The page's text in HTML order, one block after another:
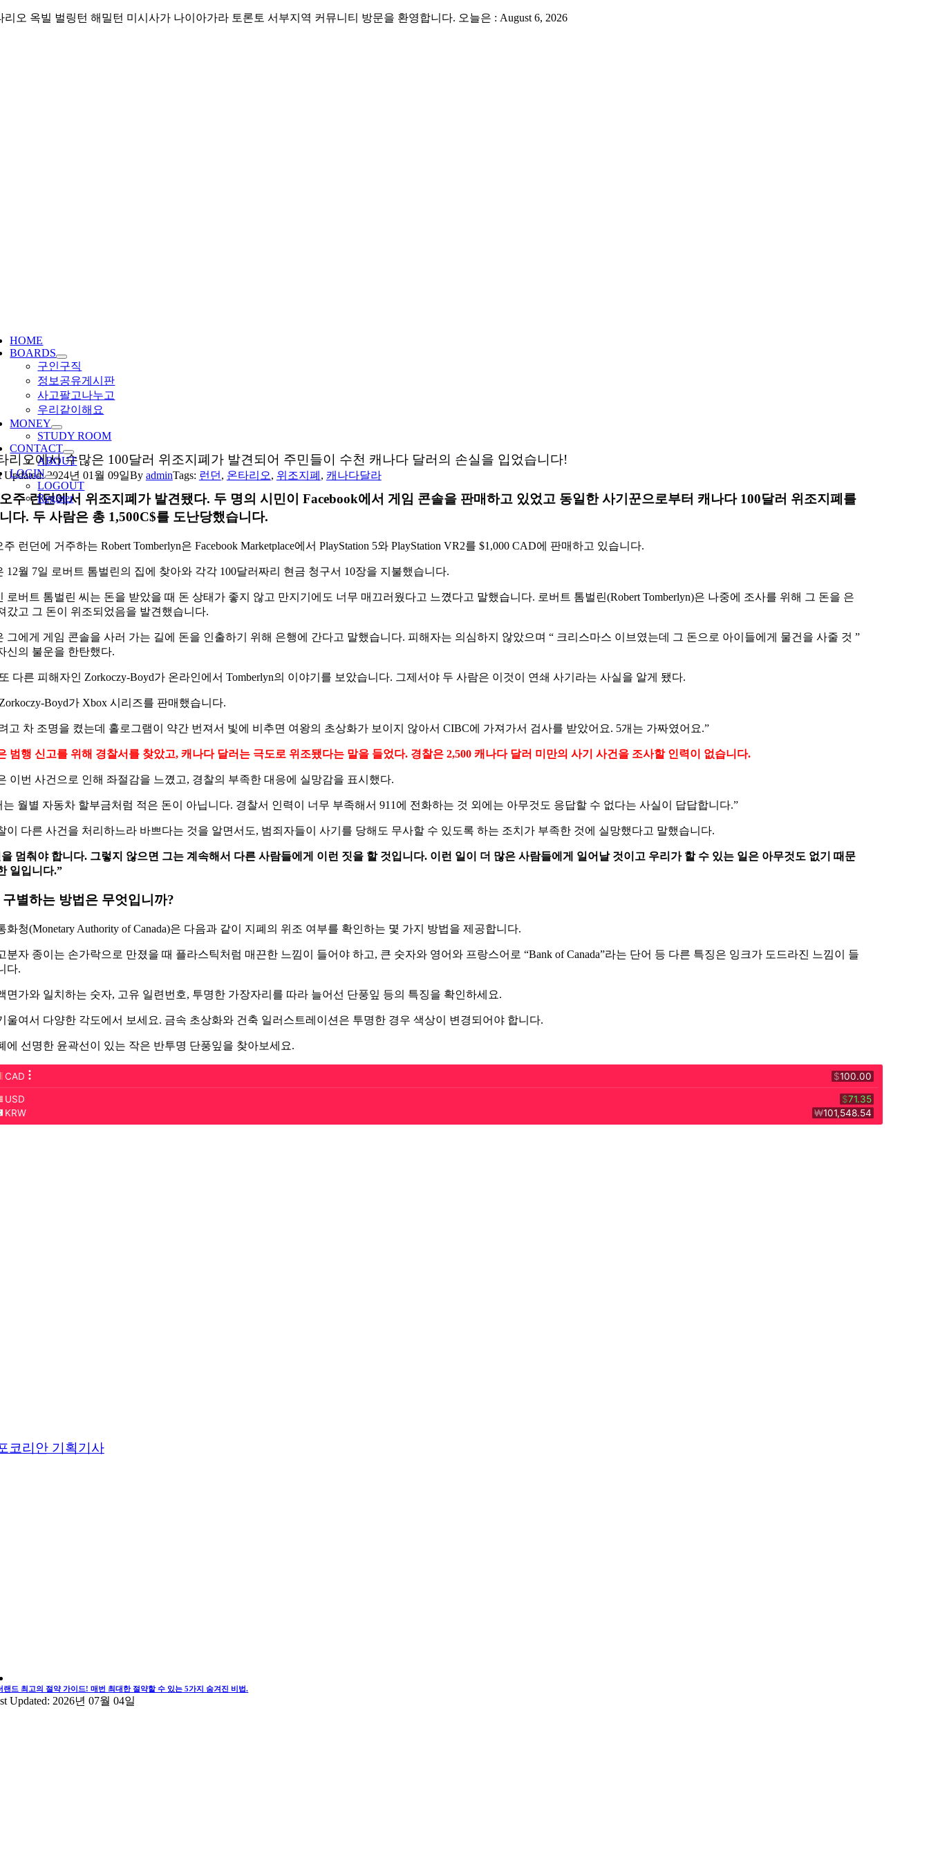
Skip
리오 옥빌 벌링턴 해밀턴 미시사가 나이아가라 토론토 서부지역 커뮤니티 방문을 환영합니다. 오늘은 : August 6, 2026
HOME
BOARDS
구인구직
정보공유게시판
사고팔고나누고
우리같이해요
MONEY
STUDY ROOM
CONTACT
ABOUT
LOGIN
LOGOUT
Register
리오에서 수많은 100달러 위조지폐가 발견되어 주민들이 수천 캐나다 달러의 손실을 입었습니다!
Updated: 2024년 01월 09일By adminTags: 런던 , 온타리오, 위조지폐 , 캐나다달라
주 런던에서 위조지폐가 발견됐다. 두 명의 시민이 Facebook에서 게임 콘솔을 판매하고 있었고 동일한 사기꾼으로부터 캐나다 100달러 위조지폐를
다. 두 사람은 총 1,500C$를 도난당했습니다.
런던에 거주하는 Robert Tomberlyn은 Facebook Marketplace에서 PlayStation 5와 PlayStation VR2를 $1,000 CAD에 판매하고 있습니다.
12월 7일 로버트 톰벌린의 집에 찾아와 각각 100달러짜리 현금 청구서 10장을 지불했습니다.
로버트 톰벌린 씨는 돈을 받았을 때 돈 상태가 좋지 않고 만지기에도 너무 매끄러웠다고 느꼈다고 말했습니다. 로버트 톰벌린(Robert Tomberlyn)은 나중에 조사를 위해 그 돈을 은
갔고 그 돈이 위조되었음을 발견했습니다.
그에게 게임 콘솔을 사러 가는 길에 돈을 인출하기 위해 은행에 간다고 말했습니다. 피해자는 의심하지 않았으며 “ 크리스마스 이브였는데 그 돈으로 아이들에게 물건을 사줄 것 ”
신의 불운을 한탄했다.
다른 피해자인 Zorkoczy-Boyd가 온라인에서 Tomberlyn의 이야기를 보았습니다. 그제서야 두 사람은 이것이 연쇄 사기라는 사실을 알게 됐다.
Boyd가 Xbox 시리즈를 판매했습니다.
고 차 조명을 켰는데 홀로그램이 약간 번져서 빛에 비추면 여왕의 초상화가 보이지 않아서 CIBC에 가져가서 검사를 받았어요. 5개는 가짜였어요.”
범행 신고를 위해 경찰서를 찾았고, 캐나다 달러는 극도로 위조됐다는 말을 들었다. 경찰은 2,500 캐나다 달러 미만의 사기 사건을 조사할 인력이 없습니다.
이번 사건으로 인해 좌절감을 느꼈고, 경찰의 부족한 대응에 실망감을 표시했다.
는 월별 자동차 할부금처럼 적은 돈이 아닙니다. 경찰서 인력이 너무 부족해서 911에 전화하는 것 외에는 아무것도 응답할 수 없다는 사실이 답답합니다.”
이 다른 사건을 처리하느라 바쁘다는 것을 알면서도, 범죄자들이 사기를 당해도 무사할 수 있도록 하는 조치가 부족한 것에 실망했다고 말했습니다.
멈춰야 합니다. 그렇지 않으면 그는 계속해서 다른 사람들에게 이런 짓을 할 것입니다. 이런 일이 더 많은 사람들에게 일어날 것이고 우리가 할 수 있는 일은 아무것도 없기 때문
일입니다.”
별하는 방법은 무엇입니까?
화청(Monetary Authority of Canada)은 다음과 같이 지폐의 위조 여부를 확인하는 몇 가지 방법을 제공합니다.
분자 종이는 손가락으로 만졌을 때 플라스틱처럼 매끈한 느낌이 들어야 하고, 큰 숫자와 영어와 프랑스어로 “Bank of Canada”라는 단어 등 다른 특징은 잉크가 도드라진 느낌이 들
다.
면가와 일치하는 숫자, 고유 일련번호, 투명한 가장자리를 따라 늘어선 단풍잎 등의 특징을 확인하세요.
울여서 다양한 각도에서 보세요. 금속 초상화와 건축 일러스트레이션은 투명한 경우 색상이 변경되어야 합니다.
에 선명한 윤곽선이 있는 작은 반투명 단풍잎을 찾아보세요.
코리안 기획기사
랜드 최고의 절약 가이드! 매번 최대한 절약할 수 있는 5가지 숨겨진 비법.
Updated: 2026년 07월 04일